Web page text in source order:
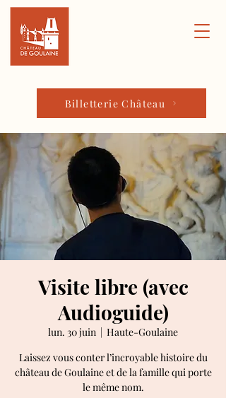
Billetterie Château
Visite libre (avec
Audioguide)
lun. 30 juin
  |
Haute-Goulaine
Laissez vous conter l’incroyable histoire du
château de Goulaine et de la famille qui porte
le même nom.